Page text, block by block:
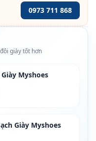
0973 711 868
giày tốt hơn
Myshoes
Giày Myshoes